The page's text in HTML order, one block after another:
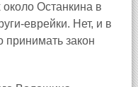
около Останкина в
Нет, и в
закон